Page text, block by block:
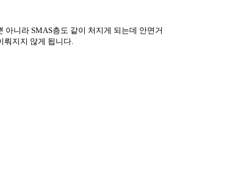
니라 SMAS층도 같이 처지게 되는데 안면거
뤄지지 않게 됩니다.​